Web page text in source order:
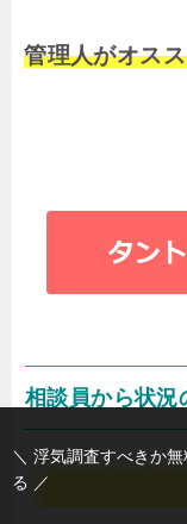
管理人がオス
相談員から状況
＼ 浮気調査すべきか
る ／